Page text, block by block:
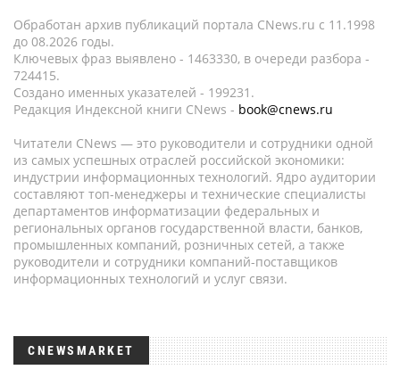
Обработан архив публикаций портала CNews.ru c 11.1998
до 08.2026 годы.
Ключевых фраз выявлено - 1463330, в очереди разбора -
724415.
Создано именных указателей - 199231.
Редакция Индексной книги CNews - book@cnews.ru
Читатели CNews — это руководители и сотрудники одной
из самых успешных отраслей российской экономики:
индустрии информационных технологий. Ядро аудитории
составляют топ-менеджеры и технические специалисты
департаментов информатизации федеральных и
региональных органов государственной власти, банков,
промышленных компаний, розничных сетей, а также
руководители и сотрудники компаний-поставщиков
информационных технологий и услуг связи.
CNEWSMARKET